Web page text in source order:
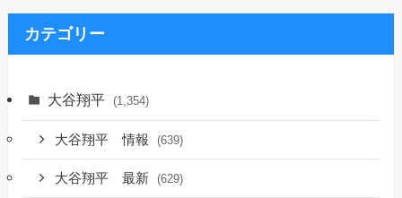
イ
ブ
カテゴリー
大谷翔平 (1,354)
大谷翔平 情報 (639)
大谷翔平 最新 (629)